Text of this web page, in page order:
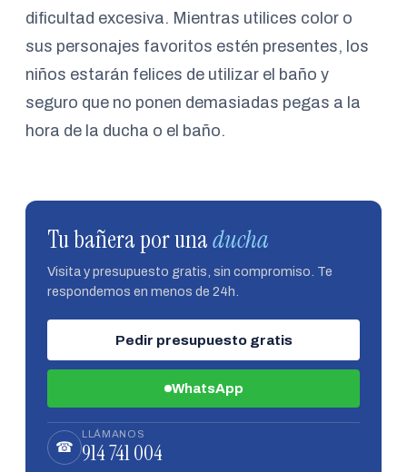
dificultad excesiva. Mientras utilices color o
sus personajes favoritos estén presentes, los
niños estarán felices de utilizar el baño y
seguro que no ponen demasiadas pegas a la
hora de la ducha o el baño.
Tu bañera por unaducha
Visita y presupuesto gratis, sin compromiso. Te
respondemos en menos de 24h.
Pedir presupuesto gratis
WhatsApp
☎
LLÁMANOS
914 741 004